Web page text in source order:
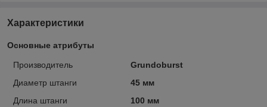
Характеристики
Основные атрибуты
Производитель
Grundoburst
Диаметр штанги
45 мм
Длина штанги
100 мм